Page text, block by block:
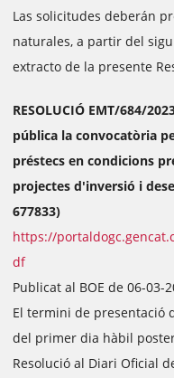
Las solicitudes deberán
naturales, a partir del
extracto de la presente
RESOLUCIÓ EMT/684/
pública la convocatòria
préstecs en condicions
projectes d'inversió i
677833)
https://
df
Publicat al BOE de 06-03-
El termini de presentació
del primer dia hàbil
Resolució al Diari Oficial